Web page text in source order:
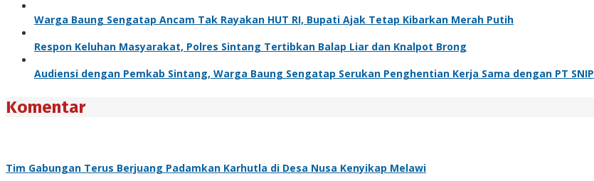
Warga Baung Sengatap Ancam Tak Rayakan HUT RI, Bupati Ajak Tetap Kibarkan Merah Putih
Respon Keluhan Masyarakat, Polres Sintang Tertibkan Balap Liar dan Knalpot Brong
Audiensi dengan Pemkab Sintang, Warga Baung Sengatap Serukan Penghentian Kerja Sama dengan PT SNIP
Komentar
Tim Gabungan Terus Berjuang Padamkan Karhutla di Desa Nusa Kenyikap Melawi